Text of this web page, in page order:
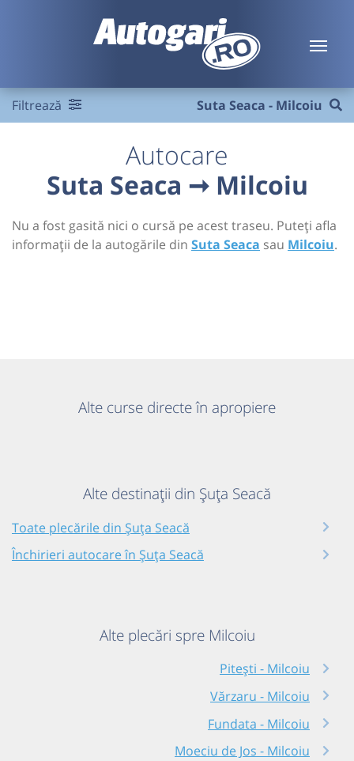
Filtrează Suta Seaca - Milcoiu
Autocare
Suta Seaca ➞ Milcoiu
Nu a fost gasită nici o cursă pe acest traseu. Puteți afla
informații de la autogările din Suta Seaca sau Milcoiu.
Alte curse directe în apropiere
Alte destinații din Șuța Seacă
Toate plecările din Șuța Seacă
Închirieri autocare în Șuța Seacă
Alte plecări spre Milcoiu
Pitești - Milcoiu
Vărzaru - Milcoiu
Fundata - Milcoiu
Moeciu de Jos - Milcoiu